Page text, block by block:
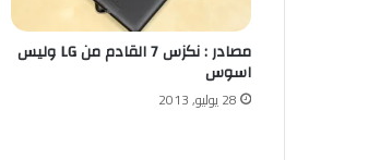
مصادر : نكزس 7 القادم من LG وليس
اسوس
28 يوليو, 2013